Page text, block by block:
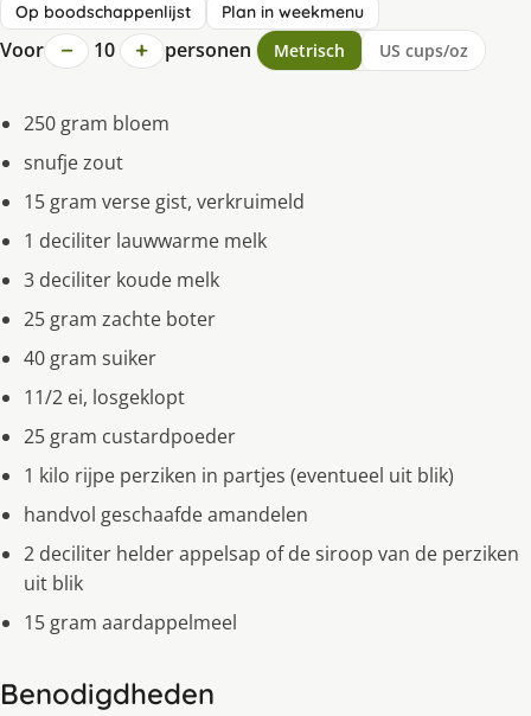
Op boodschappenlijst Plan in weekmenu
Voor − 10 + personen Metrisch US cups/oz
250 gram bloem
snufje zout
15 gram verse gist, verkruimeld
1 deciliter lauwwarme melk
3 deciliter koude melk
25 gram zachte boter
40 gram suiker
11/2 ei, losgeklopt
25 gram custardpoeder
1 kilo rijpe perziken in partjes (eventueel uit blik)
handvol geschaafde amandelen
2 deciliter helder appelsap of de siroop van de perziken
uit blik
15 gram aardappelmeel
Benodigdheden